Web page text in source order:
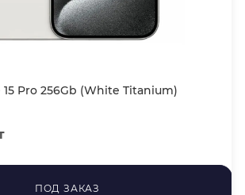
Pro 256Gb (White Titanium)
ПОД ЗАКАЗ